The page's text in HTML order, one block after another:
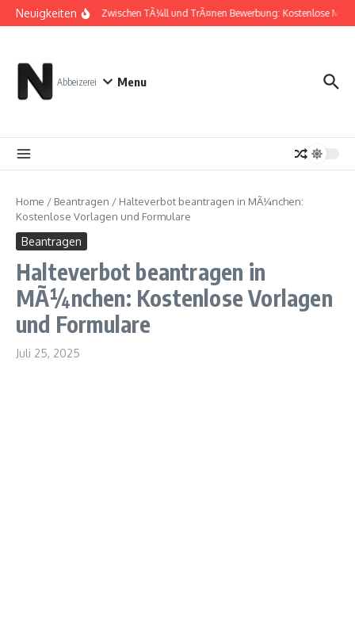
Zum Inhalt springen
Neuigkeiten Zwischen TÃ¼ll und TrÃ¤nen Bewerbung: Kostenlose
Abbeizerei Menu
Home / Beantragen / Halteverbot beantragen in MÃ¼nchen:
Kostenlose Vorlagen und Formulare
Beantragen
Halteverbot beantragen in
MÃ¼nchen: Kostenlose Vorlagen
und Formulare
Juli 25, 2025